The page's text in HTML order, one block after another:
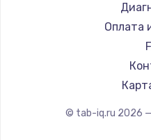
Замена
Оплата
© tab-iq.ru 2026